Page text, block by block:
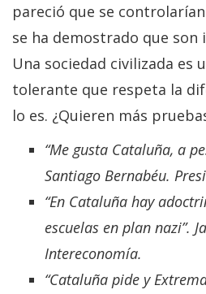
pareció que se
se ha demostrado que son
Una sociedad civilizada es
tolerante que respeta la
lo es. ¿Quieren más
“Me gusta Cataluña, a
Santiago Bernabéu.
“En Cataluña hay
escuelas en plan nazi”.
Intereconomía.
“Cataluña pide y